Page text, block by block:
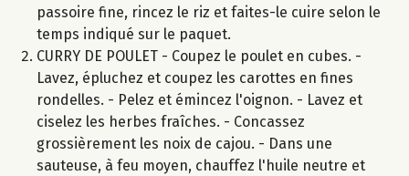
passoire fine, rincez le riz et faites-le cuire selon le
temps indiqué sur le paquet.
CURRY DE POULET - Coupez le poulet en cubes. -
Lavez, épluchez et coupez les carottes en fines
rondelles. - Pelez et émincez l'oignon. - Lavez et
ciselez les herbes fraîches. - Concassez
grossièrement les noix de cajou. - Dans une
sauteuse, à feu moyen, chauffez l'huile neutre et